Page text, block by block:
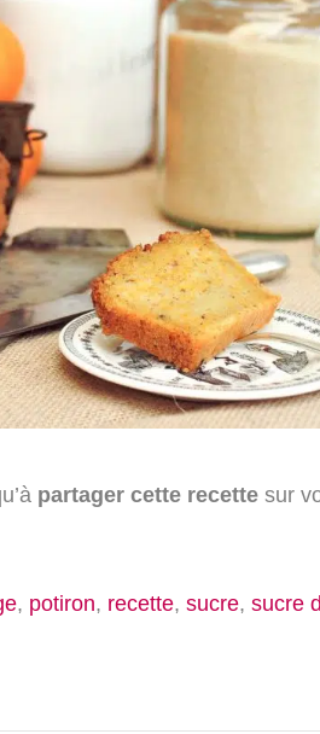
partager cette recettesur
, potiron, recette, sucre, sucre